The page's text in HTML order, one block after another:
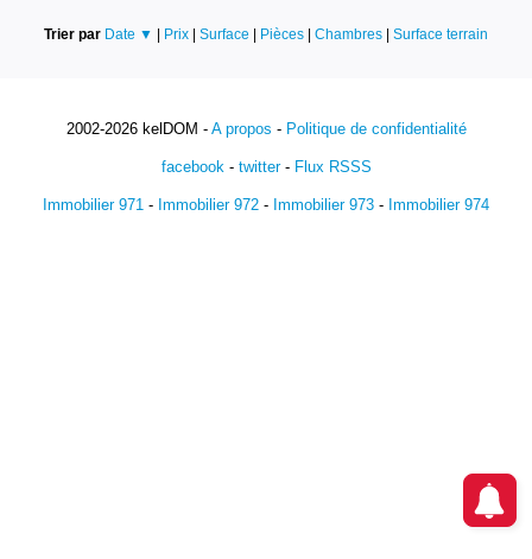
Trier par Date ▼ | Prix | Surface | Pièces | Chambres | Surface terrain
2002-2026 kelDOM - A propos - Politique de confidentialité
facebook- twitter- Flux RSSS
Immobilier 971 - Immobilier 972 - Immobilier 973 - Immobilier 974